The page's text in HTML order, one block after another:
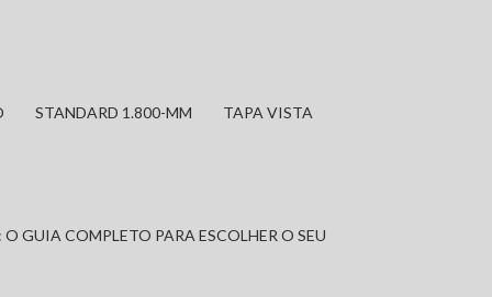
STANDARD 1.800-MM TAPA VISTA
GUIA COMPLETO PARA ESCOLHER O SEU